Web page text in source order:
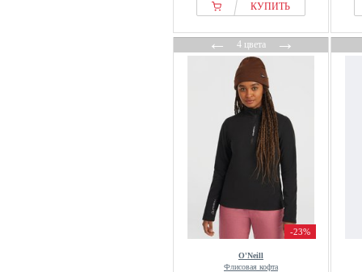
КУПИТЬ
←4 цвета→
-23%
O'Neill
Флисовая кофта